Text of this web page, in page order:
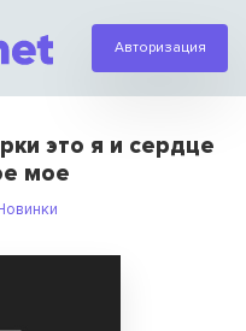
Авторизация
это я и сердце
мое